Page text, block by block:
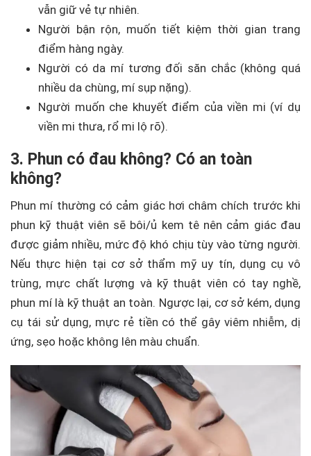
vẫn giữ vẻ tự nhiên.
Người bận rộn, muốn tiết kiệm thời gian trang
điểm hàng ngày.
Người có da mí tương đối săn chắc (không quá
nhiều da chùng, mí sụp nặng).
Người muốn che khuyết điểm của viền mi (ví dụ
viền mi thưa, rổ mi lộ rõ).
3. Phun có đau không? Có an toàn
không?
Phun mí thường có cảm giác hơi châm chích trước khi
phun kỹ thuật viên sẽ bôi/ủ kem tê nên cảm giác đau
được giảm nhiều, mức độ khó chịu tùy vào từng người.
Nếu thực hiện tại cơ sở thẩm mỹ uy tín, dụng cụ vô
trùng, mực chất lượng và kỹ thuật viên có tay nghề,
phun mí là kỹ thuật an toàn. Ngược lại, cơ sở kém, dụng
cụ tái sử dụng, mực rẻ tiền có thể gây viêm nhiễm, dị
ứng, sẹo hoặc không lên màu chuẩn.